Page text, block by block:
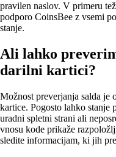
pravilen naslov. V primeru
podporo CoinsBee z vsemi
stanje.
Ali lahko
darilni kartici?
Možnost preverjanja salda je
kartice. Pogosto lahko stanje
uradni spletni strani ali
vnosu kode prikaže
sledite informacijam, ki jih